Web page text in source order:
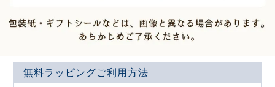
無料ラッピングご利用方法